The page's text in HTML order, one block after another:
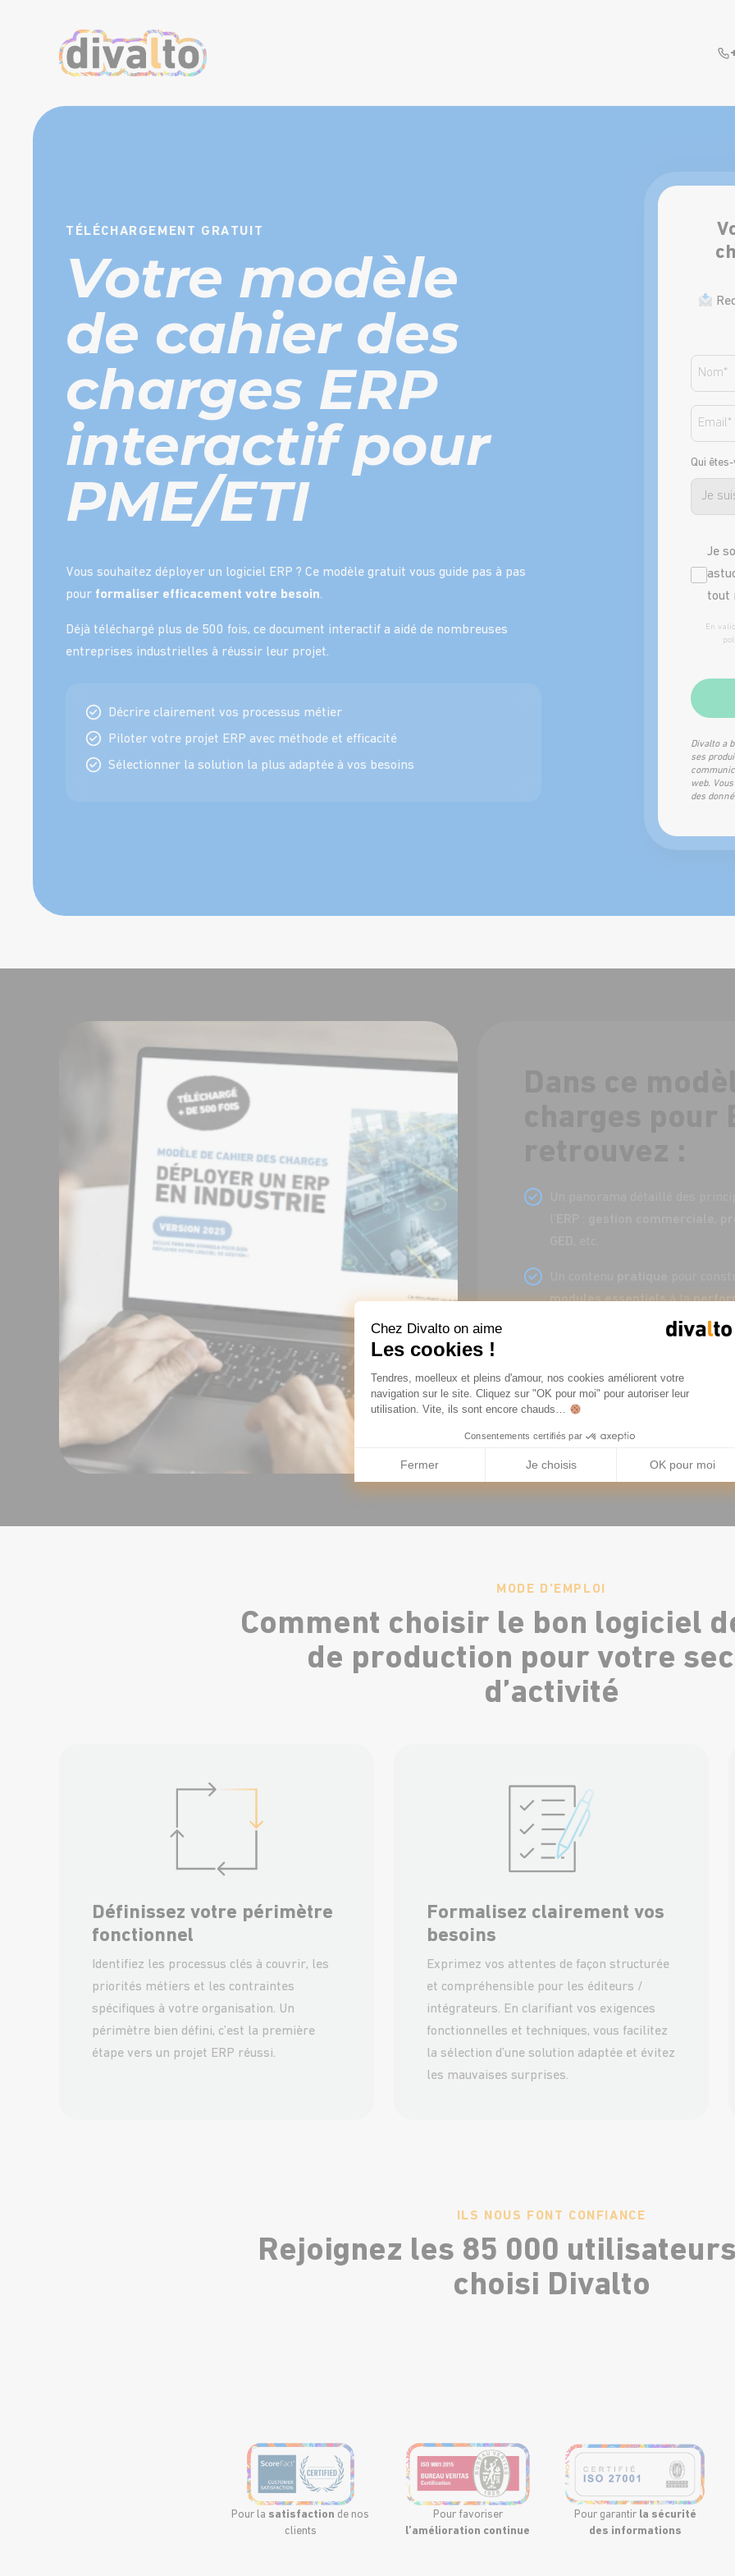
TÉLÉCHARGEMENT GRATUIT
Votre modèle
de cahier des
charges ERP
interactif pour
PME/ETI
Vous souhaitez déployer un logiciel ERP ? Ce modèle gratuit vous guide pas à pas
pour formaliser efficacement votre besoin.
Déjà téléchargé plus de 500 fois, ce document interactif a aidé de nombreuses
entreprises industrielles à réussir leur projet.
Décrire clairement vos processus métier
Piloter votre projet ERP avec méthode et efficacité
Sélectionner la solution la plus adaptée à vos besoins
Divalto a
ses
web.
des
Email
Qui
Je
tout
En
modules essentielsà la
conseils concretspour
Recevoir le modèle gratuit
MODE D’EMPLOI
Comment choisir le bon logiciel
de production pour votre
d’activité
Définissez votre périmètre
fonctionnel
Identifiez les processus clés à couvrir, les
priorités métiers et les contraintes
spécifiques à votre organisation. Un
périmètre bien défini, c’est la première
étape vers un projet ERP réussi.
Formalisez clairement vos
besoins
Exprimez vos attentes de façon structurée
et compréhensible pour les éditeurs /
intégrateurs. En clarifiant vos exigences
fonctionnelles et techniques, vous facilitez
la sélection d’une solution adaptée et évitez
les mauvaises surprises.
ILS NOUS FONT CONFIANCE
Rejoignez les 85 000
choisi Divalto
Pour la satisfaction de nos
clients
Pour favoriser
l’amélioration continue
Pour garantir la sécurité
des informations
Chez Divalto on aime
Les cookies !
Plateforme de Gestion du
Tendres, moelleux et pleins d'amour, nos cookies améliorent votre
navigation sur le site. Cliquez sur "OK pour moi" pour autoriser leur
utilisation. Vite, ils sont encore chauds…
Consentements certifiés par
Fermer Je choisis OK pour moi
Axeptio consent